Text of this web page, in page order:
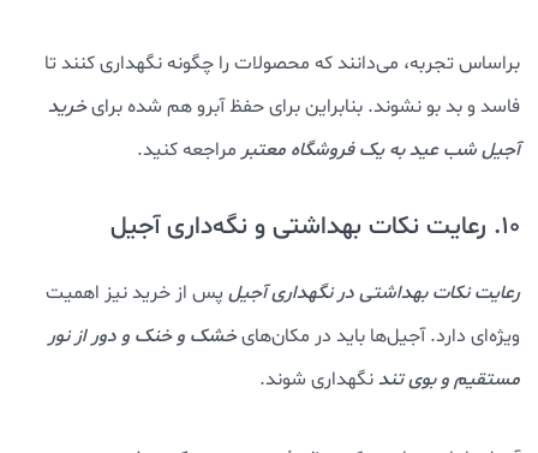
براساس تجربه، می‌دانند که محصولات را چگونه نگهداری کنند تا
فاسد و بد بو نشوند. بنابراین برای حفظ آبرو هم شده برایخرید
آجیل شب عید به یک فروشگاه معتبر مراجعه کنید.
10. رعایت نکات بهداشتی و نگه‌داری آجیل
رعایت نکات بهداشتی در نگهداری آجیل پس از خرید نیز اهمیت
ویژه‌ای دارد. آجیل‌ها باید در مکان‌هایخشک و خنک و دور از نور
مستقیم و بوی تندنگهداری شوند.